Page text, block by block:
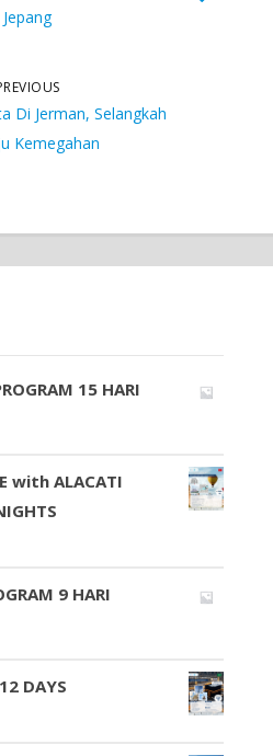
Jepang
Di Jerman, Selangkah
Kemegahan
15 HARI
with ALACATI
9 HARI
DAYS